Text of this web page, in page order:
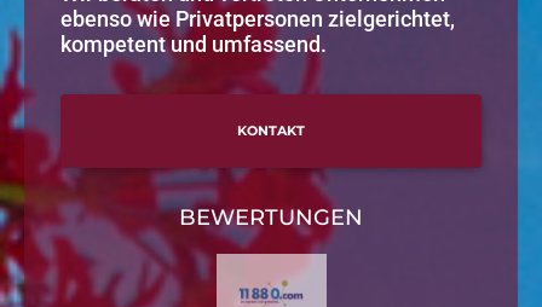
ebenso wie Privatpersonen zielgerichtet,
kompetent und umfassend.
KONTAKT
BEWERTUNGEN